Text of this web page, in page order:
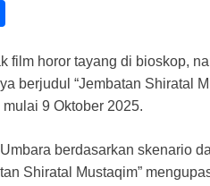
a
r
film horor tayang di bioskop,
berjudul “Jembatan Shiratal
9 Oktober 2025.
berdasarkan skenario
Shiratal Mustaqim”